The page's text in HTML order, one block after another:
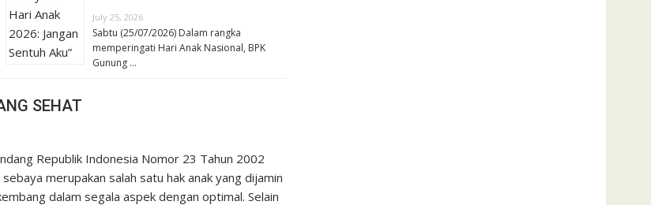
July 25, 2026
Sabtu (25/07/2026) Dalam rangka
memperingati Hari Anak Nasional, BPK
Gunung …
SEHAT
Republik Indonesia Nomor 23 Tahun 2002
merupakan salah satu hak anak yang dijamin
dalam segala aspek dengan optimal. Selain